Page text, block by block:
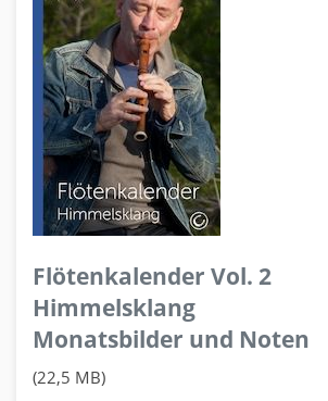
Flötenkalender Vol. 2
Himmelsklang
Monatsbilder und Noten
(22,5 MB)